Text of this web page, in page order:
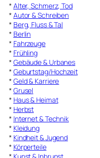
* Alter, Schmerz, Tod
* Autor & Schreiben
* Berg, Fluss & Tal
* Berlin
* Fahrzeuge
* Frühling
* Gebäude & Urbanes
* Geburtstag/Hochzeit
* Geld & Karriere
* Grusel
* Haus & Heimat
* Herbst
* Internet & Technik
* Kleidung
* Kindheit & Jugend
* Körperteile